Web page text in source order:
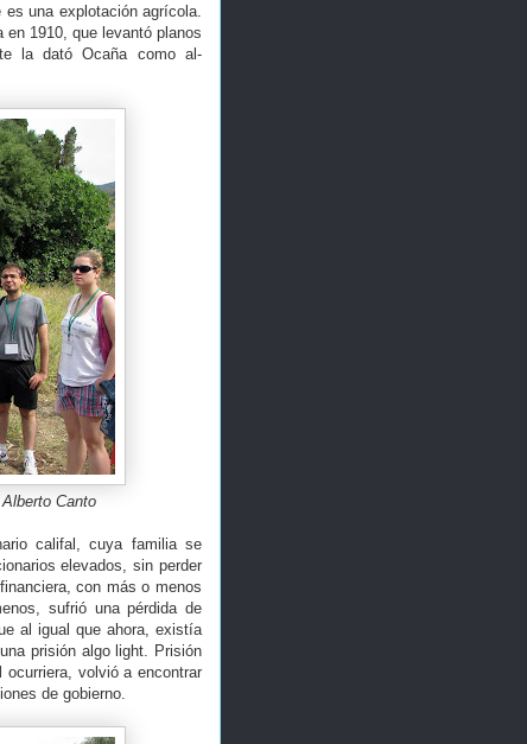
una explotación agrícola.
1910, que levantó planos
la dató Ocaña como al-
Canto
califal, cuya familia se
elevados, sin perder
con más o menos
sufrió una pérdida de
al igual que ahora, existía
prisión algo light. Prisión
volvió a encontrar
de gobierno.